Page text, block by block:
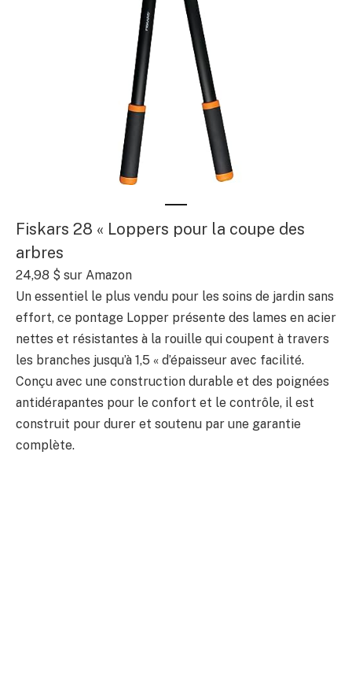
Fiskars 28 « Loppers pour la coupe des
arbres
24,98 $ sur Amazon
Un essentiel le plus vendu pour les soins de jardin sans
effort, ce pontage Lopper présente des lames en acier
nettes et résistantes à la rouille qui coupent à travers
les branches jusqu’à 1,5 « d’épaisseur avec facilité.
Conçu avec une construction durable et des poignées
antidérapantes pour le confort et le contrôle, il est
construit pour durer et soutenu par une garantie
complète.